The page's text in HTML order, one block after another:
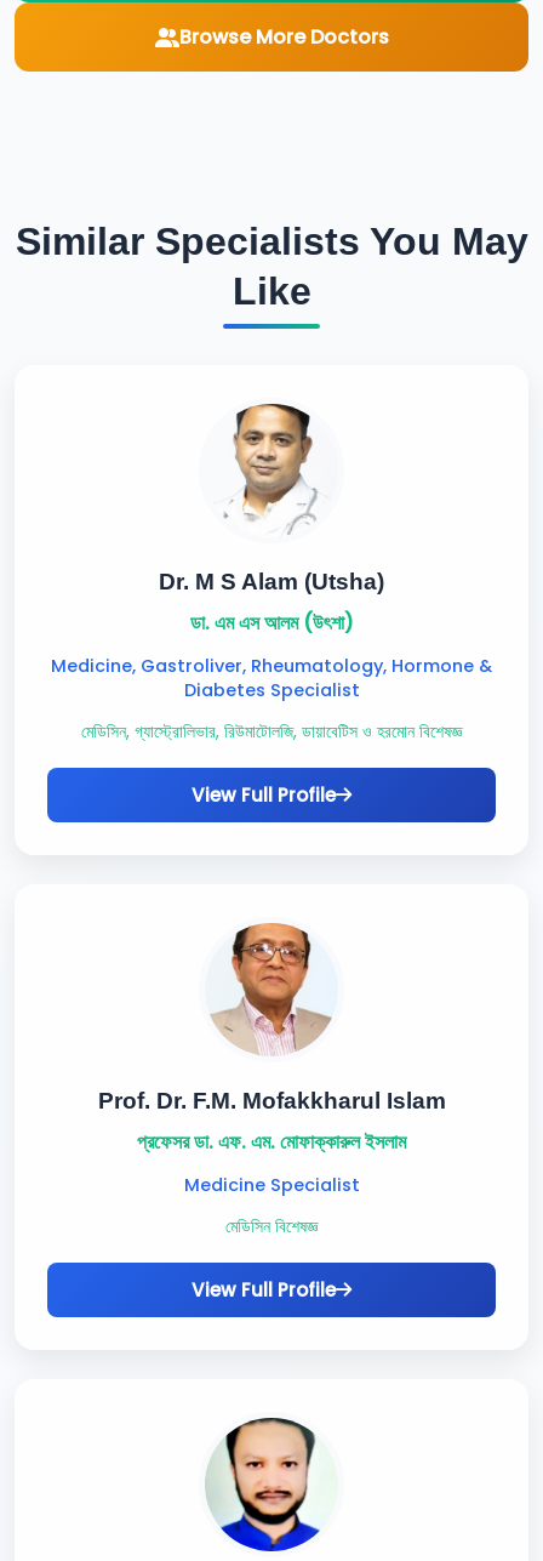
Browse More Doctors
Similar Specialists You May
Like
Dr. M S Alam (Utsha)
ডা. এম এস আলম (উৎশা)
Medicine, Gastroliver, Rheumatology, Hormone &
Diabetes Specialist
মেডিসিন, গ্যাস্ট্রোলিভার, রিউমাটোলজি, ডায়াবেটিস ও হরমোন বিশেষজ্ঞ
View Full Profile
Prof. Dr. F.M. Mofakkharul Islam
প্রফেসর ডা. এফ. এম. মোফাক্কারুল ইসলাম
Medicine Specialist
মেডিসিন বিশেষজ্ঞ
View Full Profile